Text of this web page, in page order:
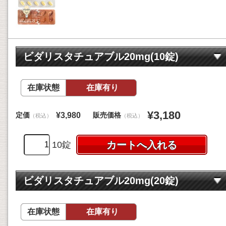
ビダリスタチュアブル20mg(10錠)
在庫状態 在庫有り
定価 （税込） ¥3,980 販売価格 （税込） ¥3,180
10錠
ビダリスタチュアブル20mg(20錠)
在庫状態 在庫有り